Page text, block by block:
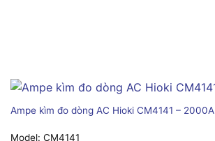
Ampe kìm đo dòng AC Hioki CM4141 – 2000A
Model: CM4141